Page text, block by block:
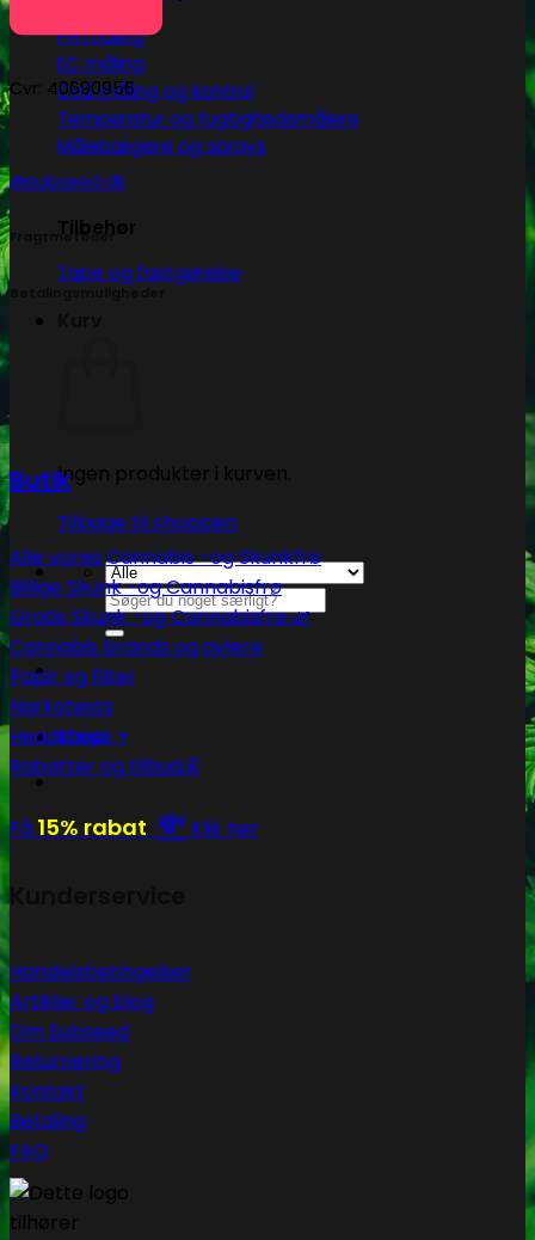
PH måling
EC måling
Co2 måling og kontrol
Temperatur og fugtighedsmålere
Målebægere og sprays
Tilbehør
Tape og fastgørelse
Ingen produkter i kurven.
Tilbage til shoppen
Søg
efter:
Kasse +
Cvr: 40690956
@subseed.dk
Fragtmetoder
Butik
Alle vores Cannabis -og Skunkfrø
Billige Skunk -og Cannabisfrø
Gratis Skunk -og Cannabisfrø 🌿
Cannabis brands og avlere
Papir og filter
Narkotests
Headshop
Rabatter og tilbud💰
Få 15% rabat 💸 Klik her
Handelsbetingelser
Artikler og blog
Om Subseed
Returnering
Kontakt
Betaling
FAQ